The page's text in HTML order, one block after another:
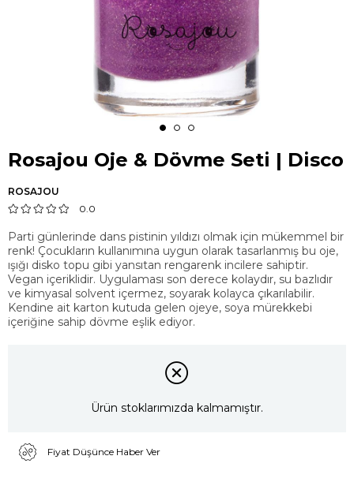
Rosajou Oje & Dövme Seti | Disco
ROSAJOU
0.0
Parti günlerinde dans pistinin yıldızı olmak için mükemmel bir
renk! Çocukların kullanımına uygun olarak tasarlanmış bu oje,
ışığı disko topu gibi yansıtan rengarenk incilere sahiptir.
Vegan içeriklidir. Uygulaması son derece kolaydır, su bazlıdır
ve kimyasal solvent içermez, soyarak kolayca çıkarılabilir.
Kendine ait karton kutuda gelen ojeye, soya mürekkebi
içeriğine sahip dövme eşlik ediyor.
Ürün stoklarımızda kalmamıştır.
Fiyat Düşünce Haber Ver